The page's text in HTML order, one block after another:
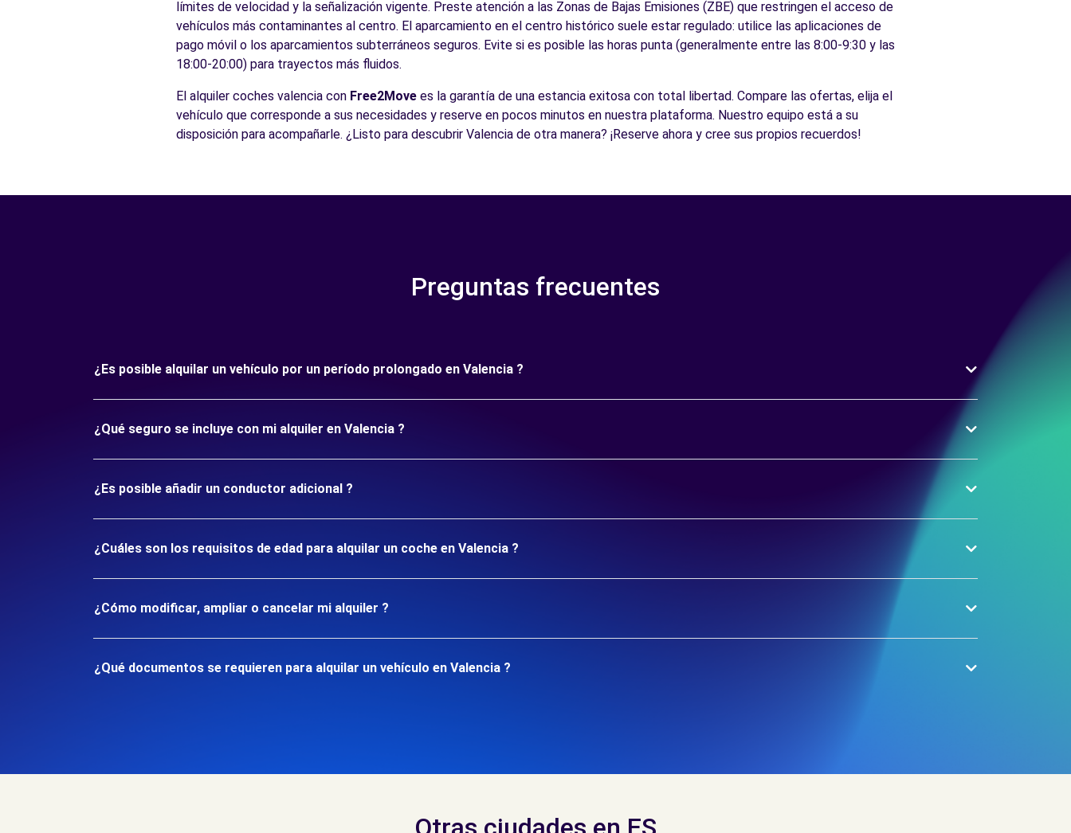
Ver todas las agencias
límites de velocidad y la señalización vigente. Preste atención a las Zonas de Bajas Emisiones (ZBE) que restringen el acceso de
vehículos más contaminantes al centro. El aparcamiento en el centro histórico suele estar regulado: utilice las aplicaciones de
pago móvil o los aparcamientos subterráneos seguros. Evite si es posible las horas punta (generalmente entre las 8:00-9:30 y las
18:00-20:00) para trayectos más fluidos.
El alquiler coches valencia con Free2Move es la garantía de una estancia exitosa con total libertad. Compare las ofertas, elija el
vehículo que corresponde a sus necesidades y reserve en pocos minutos en nuestra plataforma. Nuestro equipo está a su
disposición para acompañarle. ¿Listo para descubrir Valencia de otra manera? ¡Reserve ahora y cree sus propios recuerdos!
Preguntas frecuentes
¿Es posible alquilar un vehículo por un período prolongado en Valencia ?
¿Qué seguro se incluye con mi alquiler en Valencia ?
¿Es posible añadir un conductor adicional ?
¿Cuáles son los requisitos de edad para alquilar un coche en Valencia ?
¿Cómo modificar, ampliar o cancelar mi alquiler ?
¿Qué documentos se requieren para alquilar un vehículo en Valencia ?